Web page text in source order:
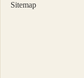
Sitemap